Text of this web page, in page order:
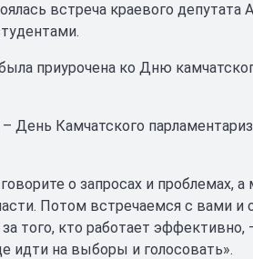
встреча краевого депутата
приурочена ко Дню
День Камчатского
о запросах и проблемах,
Потом встречаемся с вами и
того, кто работает эффективно,
идти на выборы и голосовать».